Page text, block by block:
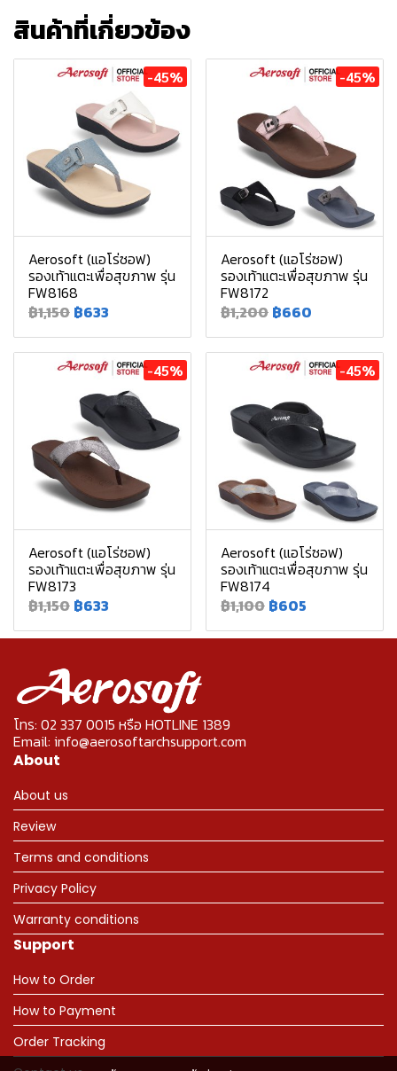
สินค้าที่เกี่ยวข้อง
-45%
Aerosoft (แอโร่ซอฟ)
รองเท้าแตะเพื่อสุขภาพ รุ่น
FW8168
฿1,150 ฿633
-45%
Aerosoft (แอโร่ซอฟ)
รองเท้าแตะเพื่อสุขภาพ รุ่น
FW8172
฿1,200 ฿660
-45%
Aerosoft (แอโร่ซอฟ)
รองเท้าแตะเพื่อสุขภาพ รุ่น
FW8173
฿1,150 ฿633
-45%
Aerosoft (แอโร่ซอฟ)
รองเท้าแตะเพื่อสุขภาพ รุ่น
FW8174
฿1,100 ฿605
โทร: 02 337 0015 หรือ HOTLINE 1389
Email: info@aerosoftarchsupport.com
About
About us
Review
Terms and conditions
Privacy Policy
Warranty conditions
Support
How to Order
How to Payment
Order Tracking